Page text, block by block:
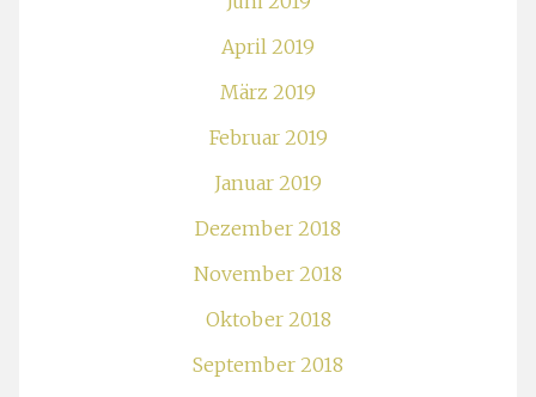
April 2019
März 2019
Februar 2019
Januar 2019
Dezember 2018
November 2018
Oktober 2018
September 2018